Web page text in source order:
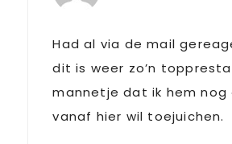
Had al via de mail
dit is weer zo’n
mannetje dat ik hem nog
vanaf hier wil toejuichen.